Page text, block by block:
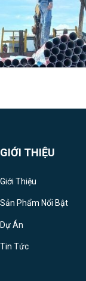
GIỚI THIỆU
Giới Thiệu
Sản Phẩm Nổi Bật
Dự Án
Tin Tức